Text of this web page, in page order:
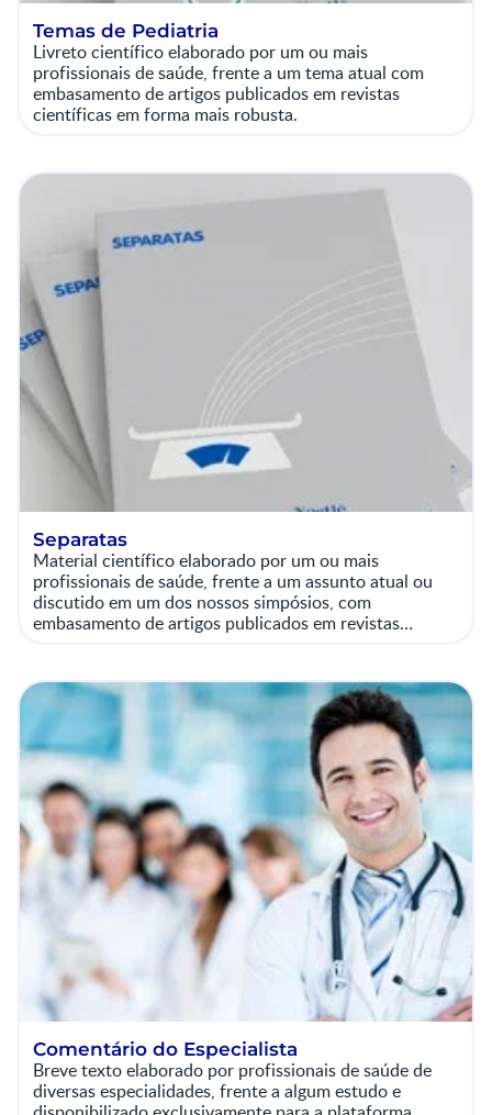
Temas de Pediatria
Livreto científico elaborado por um ou mais
profissionais de saúde, frente a um tema atual com
embasamento de artigos publicados em revistas
científicas em forma mais robusta.
Separatas
Material científico elaborado por um ou mais
profissionais de saúde, frente a um assunto atual ou
discutido em um dos nossos simpósios, com
embasamento de artigos publicados em revistas
Comentário do Especialista
Breve texto elaborado por profissionais de saúde de
diversas especialidades, frente a algum estudo e